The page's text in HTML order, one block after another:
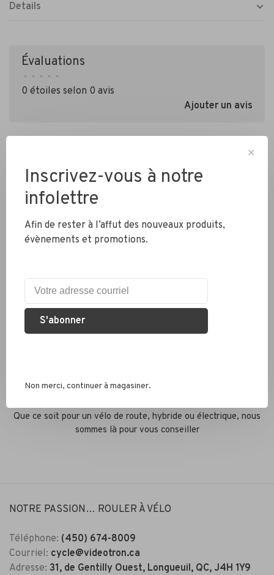
Details
Évaluations
• • • • •
0 étoiles selon 0 avis
Ajouter un avis
Livraison partout au Canada
Colis envoyés en 2 jours
Éco responsable
Que ce soit pour un vélo de route, hybride ou électrique, nous
sommes là pour vous conseiller
NOTRE PASSION… ROULER À VÉLO
Téléphone: (450) 674-8009
Courriel: cycle@videotron.ca
Adresse: 31, de Gentilly Ouest, Longueuil, QC, J4H 1Y9
✕
Inscrivez-vous à notre
infolettre
Afin de rester à l’affut des nouveaux produits,
évènements et promotions.
S'abonner
Non merci, continuer à magasiner.